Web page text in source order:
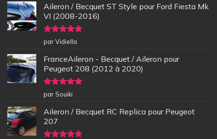
Aileron / Becquet ST Style pour Ford Fiesta Mk
VI (2008-2016)
Note5sur
5
par Vidiella
FranceAileron - Becquet / Aileron pour
Peugeot 208 (2012 à 2020)
Note5sur
5
par Souiki
Aileron / Becquet RC Replica pour Peugeot
207